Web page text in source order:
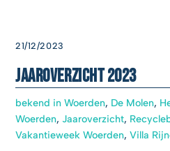
21/12/2023
Jaaroverzicht 2023
bekend in Woerden, De Molen,
Woerden, Jaaroverzicht,
Vakantieweek Woerden,Villa